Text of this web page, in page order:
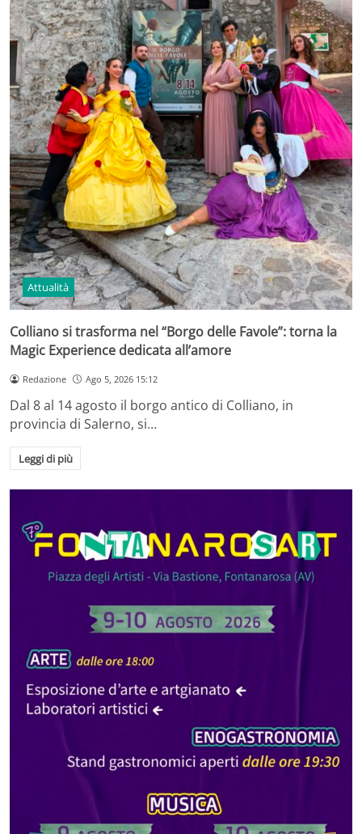
Attualità
Colliano si trasforma nel “Borgo delle Favole”: torna la
Magic Experience dedicata all’amore
Redazione Ago 5, 2026 15:12
Dal 8 al 14 agosto il borgo antico di Colliano, in
provincia di Salerno, si…
Leggi di più